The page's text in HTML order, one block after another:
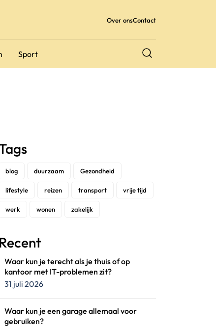
Over onsContact
Sport
blog duurzaam Gezondheid
lifestyle reizen transport vrije tijd
werk wonen zakelijk
Recent
Waar kun je terecht als je thuis of op
kantoor met IT-problemen zit?
31 juli 2026
Waar kun je een garage allemaal voor
gebruiken?